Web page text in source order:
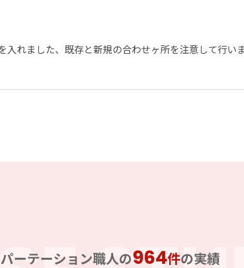
れました、既存と新規の合わせヶ所を注意して行い
パーテーション職人の964件の実績